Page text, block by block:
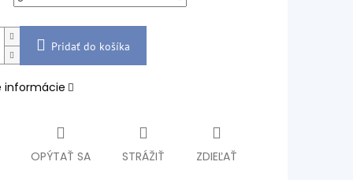
Pridať do košíka
informácie
OPÝTAŤ SA STRÁŽIŤ ZDIEĽAŤ